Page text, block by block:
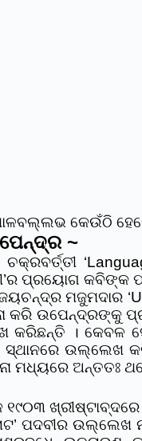
କେଉଁଠି
~
ପ୍ରୟୋଗ କବିଙ୍କ
ମଜୁମଦାର
କରିଛନ୍ତି ।
ଉଲ୍ଲେଖ
ମଧ୍ୟରେ ଅନ୍ତତଃ
ପଦବୀର